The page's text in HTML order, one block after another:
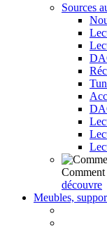
Sources
Comment
découvre
Meubles,